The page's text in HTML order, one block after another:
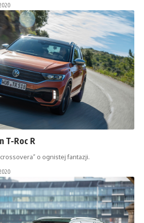
T-Roc R
o ognistej fantazji.